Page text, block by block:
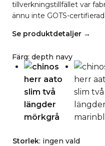
tillverkningstillfället var
ännu inte GOTS-certifierad.
Se produktdetaljer →
Färg: depth navy
Storlek: ingen vald